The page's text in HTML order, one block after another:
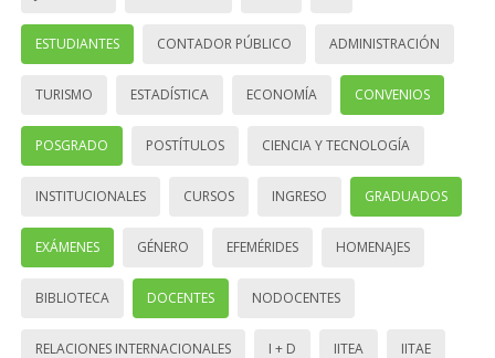
ESTUDIANTES CONTADOR PÚBLICO ADMINISTRACIÓN
TURISMO ESTADÍSTICA ECONOMÍA CONVENIOS
POSGRADO POSTÍTULOS CIENCIA Y TECNOLOGÍA
INSTITUCIONALES CURSOS INGRESO GRADUADOS
EXÁMENES GÉNERO EFEMÉRIDES HOMENAJES
BIBLIOTECA DOCENTES NODOCENTES
RELACIONES INTERNACIONALES I + D IITEA IITAE